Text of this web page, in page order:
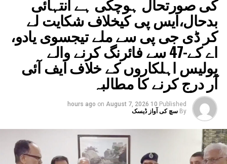
رام مندر میں چڑھاوے کی مبینہ چوری کے قصورواروں کو
بخشا نہیں جائے گا ،چندہ چوری معاملے پر چراغ پاسوان کا
دوٹوک مؤقف
بدحال،ایس پی کیخلاف شکایت لے
کر ڈی جی پی سے ملے تیجسوی یادو،
اے کے-47 سے فائرنگ کرنے والے
پولیس اہلکاروں کے خلاف ایف آئی
آر درج کرنے کا مطالبہ
Published
10 hours ago
on August 7, 2026
By سچ کی آواز ڈیسک